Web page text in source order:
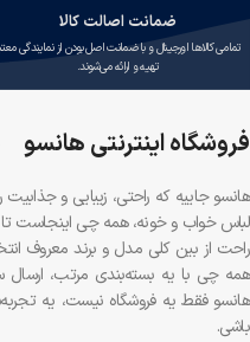
ضمانت اصالت کالا
تمامی کالاها اورجینال و با ضمانت اصل بودن از نمایندگی
تهیه و ارائه می‌شوند.
فروشگاه اینترنتی هانسو
هانسو جاییه که راحتی، زیبایی و
لباس خواب و خونه، همه چی اینجاست
راحت از بین کلی مدل و برند معروف
همه چی با یه بسته‌بندی مرتب، ارسال
هانسو فقط یه فروشگاه نیست، یه
باشی.